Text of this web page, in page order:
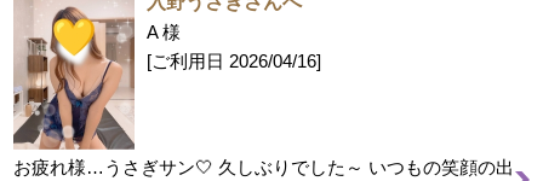
A 様
[ご利用日 2026/04/16]
お疲れ様…うさぎサン🤍 久しぶりでした～ いつもの笑顔の出